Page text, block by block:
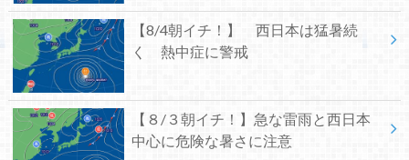
【8/4朝イチ！】 西日本は猛暑続
く 熱中症に警戒
【８/３朝イチ！】急な雷雨と西日本
中心に危険な暑さに注意